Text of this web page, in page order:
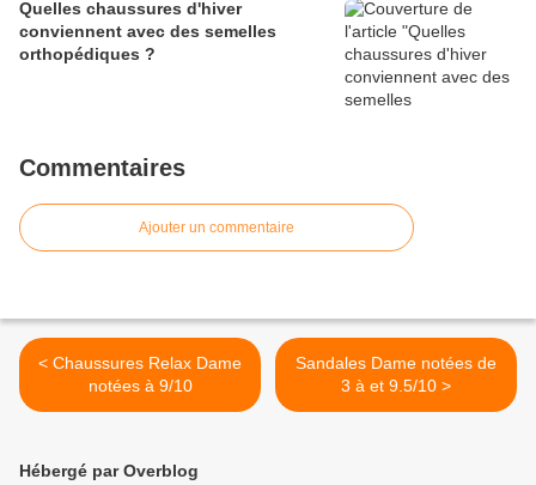
Quelles chaussures d'hiver
conviennent avec des semelles
orthopédiques ?
Commentaires
Ajouter un commentaire
< Chaussures Relax Dame
notées à 9/10
Sandales Dame notées de
3 à et 9.5/10 >
Hébergé par Overblog